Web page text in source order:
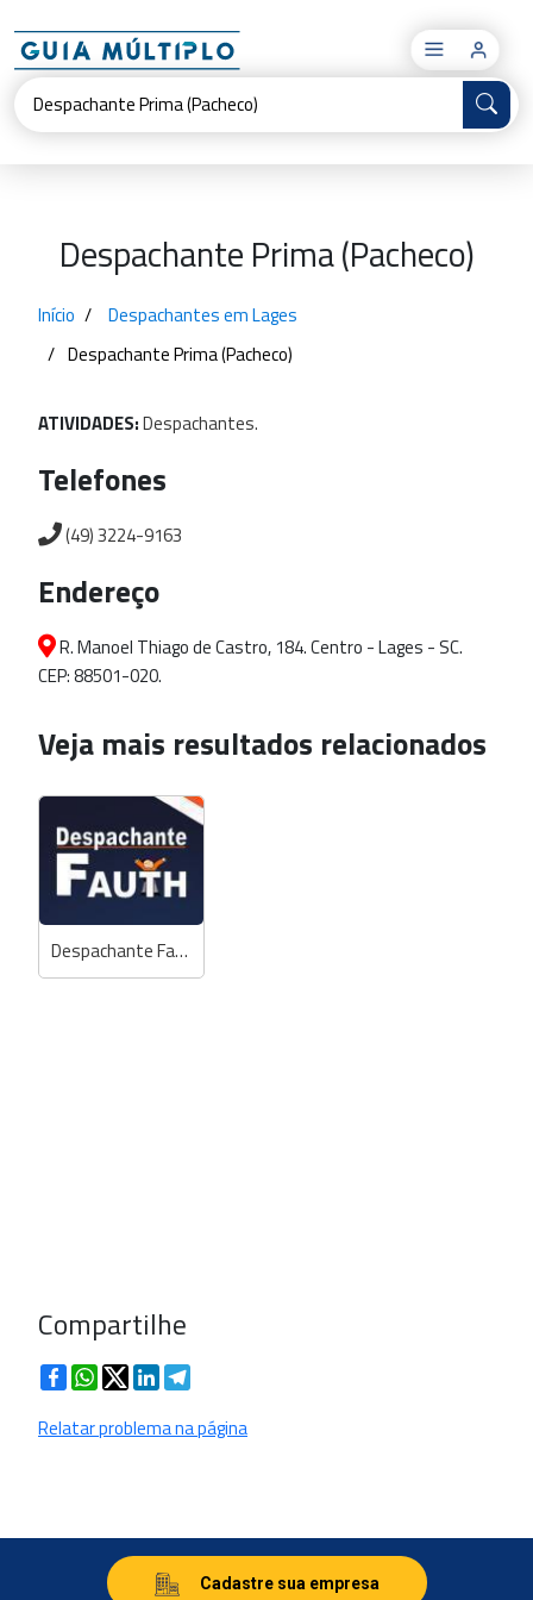
×
Despachante Prima (Pacheco)
Início
Despachantes em Lages
Despachante Prima (Pacheco)
ATIVIDADES:Despachantes.
Telefones
(49) 3224-9163
Endereço
R. Manoel Thiago de Castro, 184. Centro - Lages - SC.
CEP: 88501-020.
Veja mais resultados relacionados
Despachante Fauth
Compartilhe
FacebookWhatsApp
TwitterLinkedIn
Relatar problema na página
Cadastre sua empresa